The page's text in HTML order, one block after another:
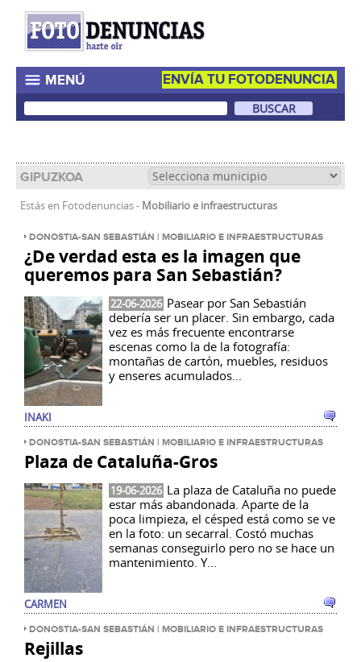
ENVÍA TU FOTODENUNCIA
MENÚ
GIPUZKOA
Estás en Fotodenuncias- Mobiliario e infraestructuras
DONOSTIA-SAN SEBASTIÁN | MOBILIARIO E INFRAESTRUCTURAS
¿De verdad esta es la imagen que
queremos para San Sebastián?
22-06-2026 Pasear por San Sebastián
debería ser un placer. Sin embargo, cada
vez es más frecuente encontrarse
escenas como la de la fotografía:
montañas de cartón, muebles, residuos
y enseres acumulados...
INAKI
DONOSTIA-SAN SEBASTIÁN | MOBILIARIO E INFRAESTRUCTURAS
Plaza de Cataluña-Gros
19-06-2026 La plaza de Cataluña no puede
estar más abandonada. Aparte de la
poca limpieza, el césped está como se ve
en la foto: un secarral. Costó muchas
semanas conseguirlo pero no se hace un
mantenimiento. Y...
CARMEN
DONOSTIA-SAN SEBASTIÁN | MOBILIARIO E INFRAESTRUCTURAS
Rejillas